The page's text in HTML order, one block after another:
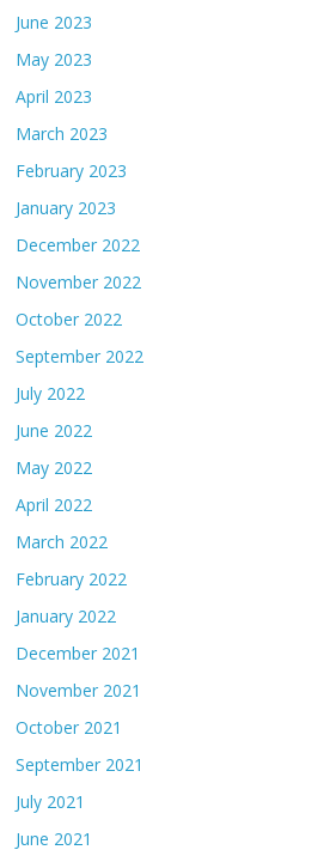
June 2023
May 2023
April 2023
March 2023
February 2023
January 2023
December 2022
November 2022
October 2022
September 2022
July 2022
June 2022
May 2022
April 2022
March 2022
February 2022
January 2022
December 2021
November 2021
October 2021
September 2021
July 2021
June 2021